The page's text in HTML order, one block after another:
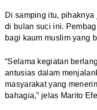
Di samping itu,
di bulan suci ini.
bagi kaum muslim yang
“Selama kegiatan
antusias dalam
masyarakat yang
bahagia,” jelas Marito